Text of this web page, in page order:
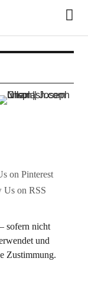
sofern nicht
und
Zustimmung.